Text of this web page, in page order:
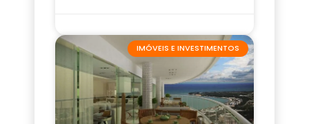
IMÓVEIS E INVESTIMENTOS